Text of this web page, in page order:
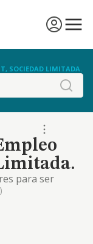
SOCIEDAD LIMITADA.
para ser
a empresas
formacion
conforme a
de recursos